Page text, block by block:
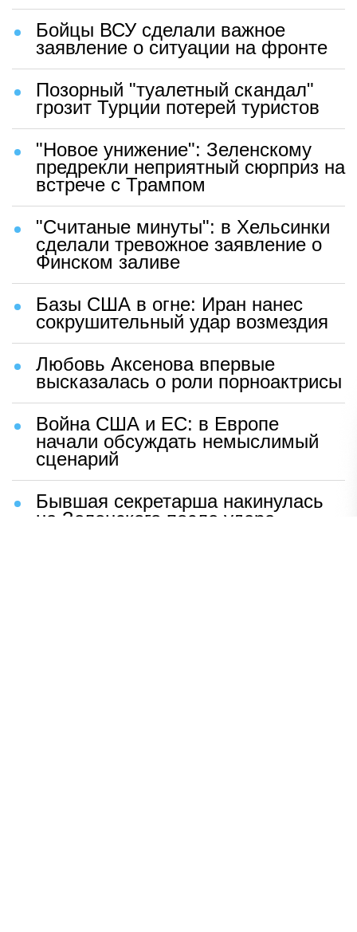
Бойцы ВСУ сделали важное
заявление о ситуации на фронте
Позорный "туалетный скандал"
грозит Турции потерей туристов
"Новое унижение": Зеленскому
предрекли неприятный сюрприз на
встрече с Трампом
"Считаные минуты": в Хельсинки
сделали тревожное заявление о
Финском заливе
Базы США в огне: Иран нанес
сокрушительный удар возмездия
Любовь Аксенова впервые
высказалась о роли порноактрисы
Война США и ЕС: в Европе
начали обсуждать немыслимый
сценарий
Бывшая секретарша накинулась
на Зеленского после удара